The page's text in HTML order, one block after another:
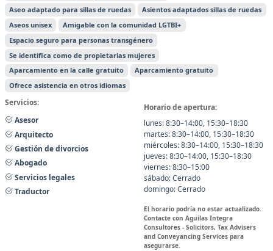
Aseo adaptado para sillas de ruedas
Asientos adaptados sillas de ruedas
Aseos unisex
Amigable con la comunidad LGTBI+
Espacio seguro para personas transgénero
Se identifica como de propietarias mujeres
Aparcamiento en la calle gratuito
Aparcamiento gratuito
Ofrece asistencia en otros idiomas
Servicios:
Asesor
Arquitecto
Gestión de divorcios
Abogado
Servicios legales
Traductor
Horario de apertura:
lunes: 8:30–14:00, 15:30–18:30
martes: 8:30–14:00, 15:30–18:30
miércoles: 8:30–14:00, 15:30–18:30
jueves: 8:30–14:00, 15:30–18:30
viernes: 8:30–15:00
sábado: Cerrado
domingo: Cerrado
El horario podría no estar actualizado.
Contacte con Aguilas Integra
Consultores - Solicitors, Tax Advisers
and Conveyancing Services para
asegurarse.